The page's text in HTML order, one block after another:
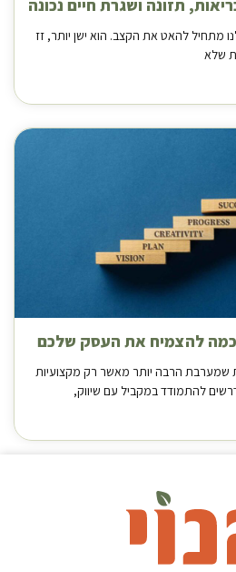
תזונה ושגרת חיים נכונה
מתחיל להאט את הקצב. הוא ישן יותר, זז
שלא
להצמיח את העסק שלכם
שמערבת הרבה יותר מאשר רק מקצועיות
להתמודד במקביל עם שיווק,